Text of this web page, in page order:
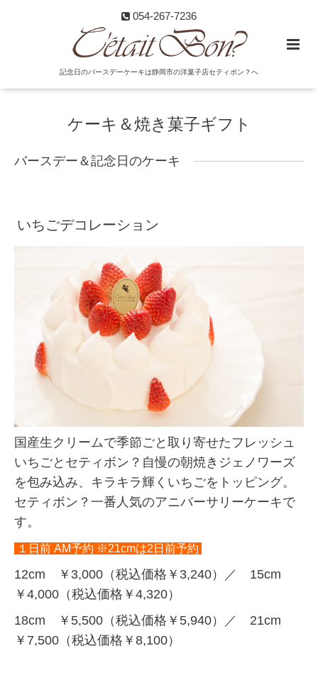
054-267-7236
記念日のバースデーケーキは静岡市の洋菓子店セティボン？へ
ケーキ＆焼き菓子ギフト
バースデー＆記念日のケーキ
いちごデコレーション
国産生クリームで季節ごと取り寄せたフレッシュ
いちごとセティボン？自慢の朝焼きジェノワーズ
を包み込み、キラキラ輝くいちごをトッピング。
セティボン？一番人気のアニバーサリーケーキで
す。
１日前 AM予約 ※21cmは2日前予約
12cm ￥3,000（税込価格￥3,240）／ 15cm
￥4,000（税込価格￥4,320）
18cm ￥5,500（税込価格￥5,940）／ 21cm
￥7,500（税込価格￥8,100）